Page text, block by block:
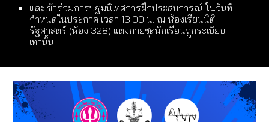
และเข้าร่วมการปฐมนิเทศการฝึกประสบการณ์ในวันที่
กำหนดในประกาศ เวลา 13.00 น. ณ ห้องเรียนนิติ -
รัฐศาสตร์ (ห้อง 328) แต่งกายชุดนักเรียนถูกระเบียบ
เท่านั้น